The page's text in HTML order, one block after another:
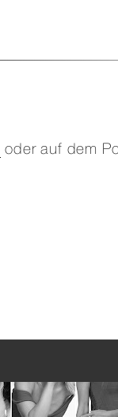
oder auf dem